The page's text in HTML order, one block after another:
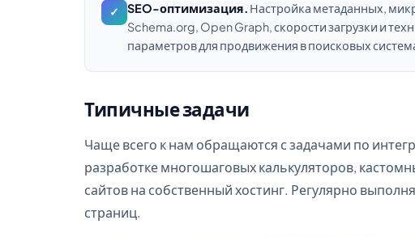
✓ SEO-оптимизация. Настройка метаданных,
Schema.org, Open Graph, скорости загрузки и
параметров для продвижения в поисковых
Типичные задачи
Чаще всего к нам обращаются с задачами по
разработке многошаговых калькуляторов,
сайтов на собственный хостинг. Регулярно
страниц.